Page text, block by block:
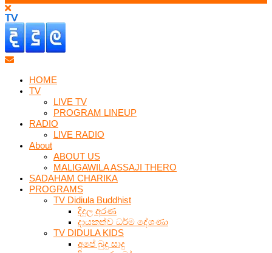
HOME
TV
LIVE TV
PROGRAM LINEUP
RADIO
LIVE RADIO
About
ABOUT US
MALIGAWILA ASSAJI THERO
SADAHAM CHARIKA
PROGRAMS
TV Didiula Buddhist
දිදුල අරණ
දායකත්ව ධර්ම දේශණා
TV DIDULA KIDS
අපේ බුදු සාදු